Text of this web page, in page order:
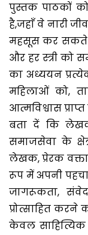
पुस्तक पाठकों
है,जहाँ वे नारी
महसूस कर सकते
और हर स्त्री को
का अध्ययन
महिलाओं को,
आत्मविश्वास
बता दें कि लेखक
समाजसेवा के
लेखक, प्रेरक
रूप में अपनी
जागरूकता,
प्रोत्साहित
केवल